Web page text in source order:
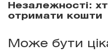
Незалежності:
отримати кошти
Може бути